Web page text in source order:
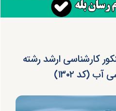
کارشناسی ارشد رشته
(کد ۱۳۰۲)